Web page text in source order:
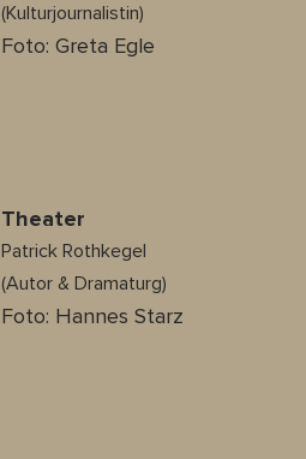
(Kulturjournalistin)
Foto: Greta Egle
Theater
Patrick Rothkegel
(Autor & Dramaturg)
Foto: Hannes Starz